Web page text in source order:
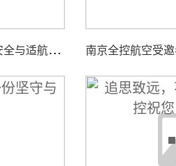
南
京全控受邀出席航空交通安全与适航技术研讨会